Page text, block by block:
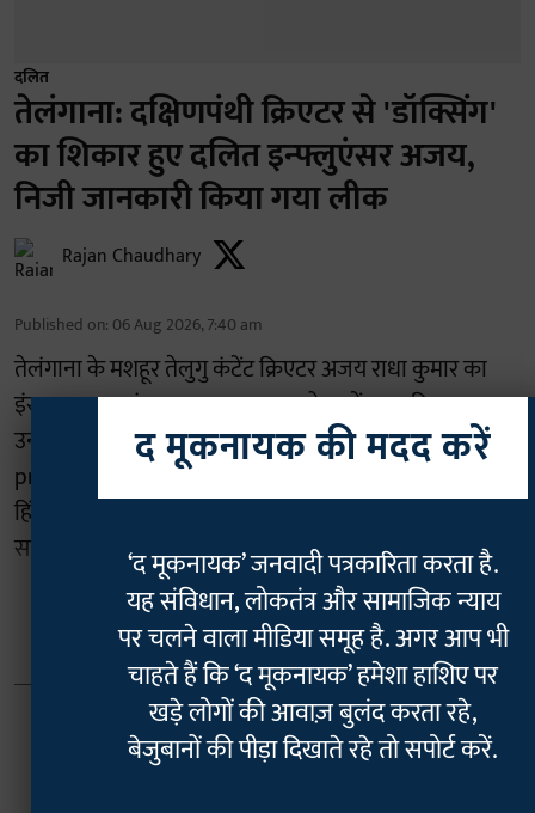
दलित
तेलंगाना: दक्षिणपंथी क्रिएटर से 'डॉक्सिंग'
का शिकार हुए दलित इन्फ्लुएंसर अजय,
निजी जानकारी किया गया लीक
Rajan Chaudhary
Published on: 06 Aug 2026, 7:40 am
तेलंगाना के मशहूर तेलुगु कंटेंट क्रिएटर अजय राधा कुमार का
इंस्टाग्राम अकाउंट बुधवार, 5 अगस्त को सस्पेंड कर दिया गया।
उन पर इंस्टाग्राम की “Terms of Use on intellectual
property” के उल्लंघन का आरोप लगा है। यह कार्रवाई एक
हिंदुत्ववादी डिजिटल क्रिएटर द्वारा उनकी निजी जानकारी
सार्वजनिक (डॉक्सिंग) किए जाने के ठीक एक दिन बाद हुई है।
Read More
द मूकनायक की मदद करें
‘द मूकनायक’ जनवादी पत्रकारिता करता है.
यह संविधान, लोकतंत्र और सामाजिक न्याय
पर चलने वाला मीडिया समूह है. अगर आप भी
चाहते हैं कि ‘द मूकनायक’ हमेशा हाशिए पर
खड़े लोगों की आवाज़ बुलंद करता रहे,
बेजुबानों की पीड़ा दिखाते रहे तो सपोर्ट करें.